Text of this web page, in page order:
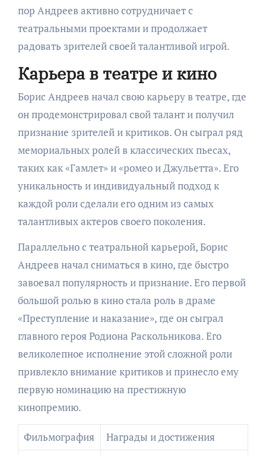
пор Андреев активно сотрудничает с
театральными проектами и продолжает
радовать зрителей своей талантливой игрой.
Карьера в театре и кино
Борис Андреев начал свою карьеру в театре, где
он продемонстрировал свой талант и получил
признание зрителей и критиков. Он сыграл ряд
мемориальных ролей в классических пьесах,
таких как «Гамлет» и «ромео и Джульетта». Его
уникальность и индивидуальный подход к
каждой роли сделали его одним из самых
талантливых актеров своего поколения.
Параллельно с театральной карьерой, Борис
Андреев начал сниматься в кино, где быстро
завоевал популярность и признание. Его первой
большой ролью в кино стала роль в драме
«Преступление и наказание», где он сыграл
главного героя Родиона Раскольникова. Его
великолепное исполнение этой сложной роли
привлекло внимание критиков и принесло ему
первую номинацию на престижную
кинопремию.
Фильмография
Награды и достижения